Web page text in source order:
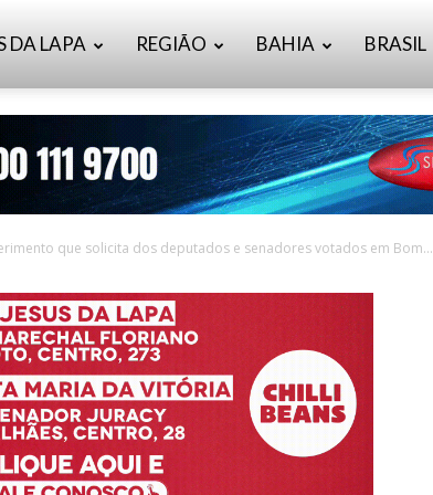
DA LAPA REGIÃO BAHIA BRASIL
que solicita dos deputados e senadores votados em Bom...